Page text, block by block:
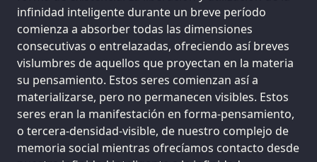
infinidad inteligente durante un breve período
comienza a absorber todas las dimensiones
consecutivas o entrelazadas, ofreciendo así breves
vislumbres de aquellos que proyectan en la materia
su pensamiento. Estos seres comienzan así a
materializarse, pero no permanecen visibles. Estos
seres eran la manifestación en forma-pensamiento,
o tercera-densidad-visible, de nuestro complejo de
memoria social mientras ofrecíamos contacto desde